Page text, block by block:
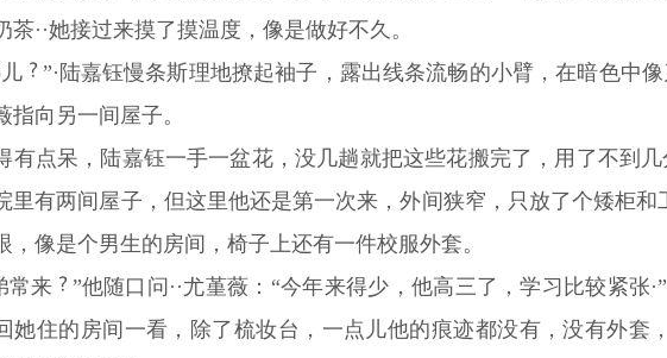
茶··她接过来摸了摸温度，像是做好不久。
”·陆嘉钰慢条斯理地撩起袖子，露出线条流畅的小臂，在暗色中
指向另一间屋子。
有点呆，陆嘉钰一手一盆花，没几趟就把这些花搬完了，用了不到
里有两间屋子，但这里他还是第一次来，外间狭窄，只放了个矮柜
，像是个男生的房间，椅子上还有一件校服外套。
常来
”他随口问··尤堇薇：“今年来得少，他高三了，学习比较紧张
她住的房间一看，除了梳妆台，一点儿他的痕迹都没有，没有外套